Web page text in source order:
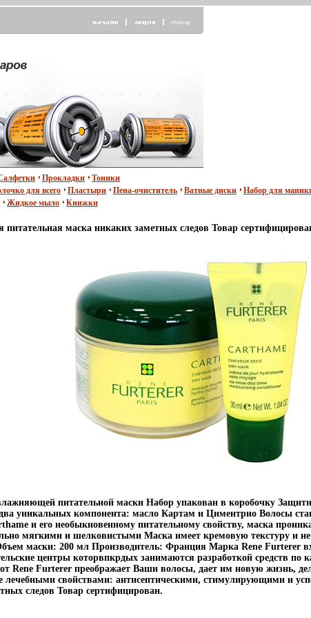
Прокладки
Тоники
для всего Пластыри Пена-очиститель Ватные диски Набор для
Жидкое мыло Книжки
маска никаких заметных следов Товар
питательной маски Набор упакован в коробочку
уникальных компонента: масло Картам и Циментрио Волосы
и его необыкновенному питательному свойству, маска
мягкими и шелковистыми Маска имеет кремовую текстуру и
маски: 200 мл Производитель: Франция Марка Rene Furterer
центры которвпкрдых занимаются разработкой средств
Rene Furterer преображает Ваши волосы, дает им новую жизнь,
лечебными свойствами: антисептическими, стимулирующими и
следов Товар сертифицирован.